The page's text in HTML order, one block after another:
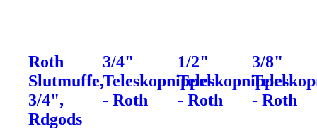
Roth
Slutmuffe,
3/4",
Rdgods
3/4"
Teleskopnippel
- Roth
1/2"
Teleskopnippel
- Roth
3/8"
- Roth